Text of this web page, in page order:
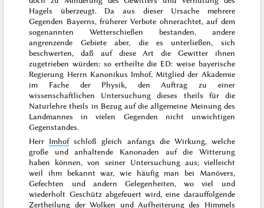
Hagels überzeugt. Da aus dieser Ursache mehrere
Gegenden Bayerns, früherer Verbote ohnerachtet, auf dem
sogenannten Wetterschießen bestanden, andere
angrenzende Gebiete aber, die es unterließen, sich
beschwerten, daß auf diese Art die Gewitter ihnen
zugetrieben würden: so ertheilte die ED: weisebayerische
Regierung Herrn Kanonikus Imhof, Mitglied der Akademie
im Fache der Physik, den Auftrag zu einer
wissenschaftlichen Untersuchung dieses theils für die
Naturlehretheils in Bezug auf die allgemeine Meinung des
Landmannes in vielen Gegenden nicht unwichtigen
Gegenstandes.
Herr Imhofschloß gleich anfangs die Wirkung, welche
große und anhaltende Kanonaden auf die Witterung
haben können, von seiner Untersuchung aus; vielleicht
weil ihm bekannt war, wie häufig man bei Manövers,
Gefechten und andern Gelegenheiten, wo viel und
wiederholt Geschütz abgefeuert wird, eine darauffolgende
Zertheilung der Wolken und Aufheiterung des Himmels